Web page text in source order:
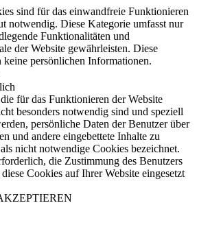
sind für das einwandfreie Funktionieren
notwendig. Diese Kategorie umfasst nur
Funktionalitäten und
der Website gewährleisten. Diese
keine persönlichen Informationen.
für das Funktionieren der Website
besonders notwendig sind und speziell
persönliche Daten der Benutzer über
und andere eingebettete Inhalte zu
nicht notwendige Cookies bezeichnet.
die Zustimmung des Benutzers
Cookies auf Ihrer Website eingesetzt